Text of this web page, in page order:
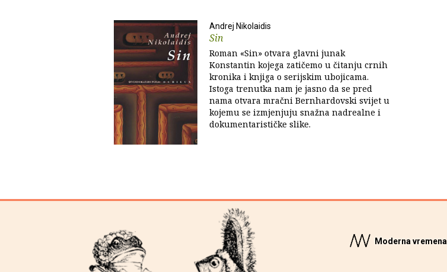
Andrej Nikolaidis
Sin
Roman «Sin» otvara glavni junak
Konstantin kojega zatičemo u čitanju crnih
kronika i knjiga o serijskim ubojicama.
Istoga trenutka nam je jasno da se pred
nama otvara mračni Bernhardovski svijet u
kojemu se izmjenjuju snažna nadrealne i
dokumentarističke slike.
Moderna vremena